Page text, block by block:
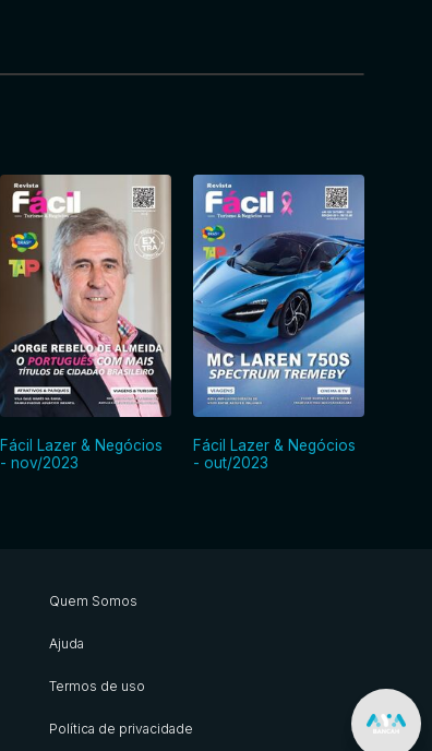
Fácil Lazer & Negócios
- nov/2023
Fácil Lazer & Negócios
- out/2023
Quem Somos
Ajuda
Termos de uso
Política de privacidade